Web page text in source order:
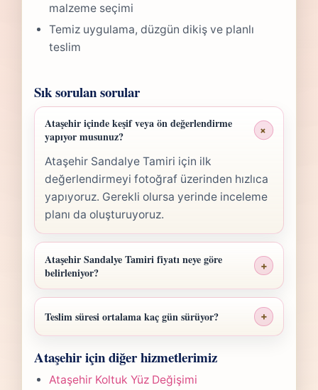
malzeme seçimi
Temiz uygulama, düzgün dikiş ve planlı
teslim
Sık sorulan sorular
Ataşehir içinde keşif veya ön değerlendirme
yapıyor musunuz?
+
Ataşehir Sandalye Tamiri için ilk
değerlendirmeyi fotoğraf üzerinden hızlıca
yapıyoruz. Gerekli olursa yerinde inceleme
planı da oluşturuyoruz.
Ataşehir Sandalye Tamiri fiyatı neye göre
belirleniyor?
+
Ataşehir Sandalye Tamiri fiyatı; ölçü,
malzeme sınıfı, işçilik yoğunluğu ve teslim
planına göre belirlenir. Fotoğraf
gönderdiğinizde hızlıca anlaşılır bir aralık
paylaşırız.
Teslim süresi ortalama kaç gün sürüyor? +
yapılan işlemin kapsamına göre değişir.
Çoğu projede 5-7 iş günü hedefiyle çalışır,
Ataşehir için diğer hizmetlerimiz
Ataşehir Koltuk Yüz Değişimi